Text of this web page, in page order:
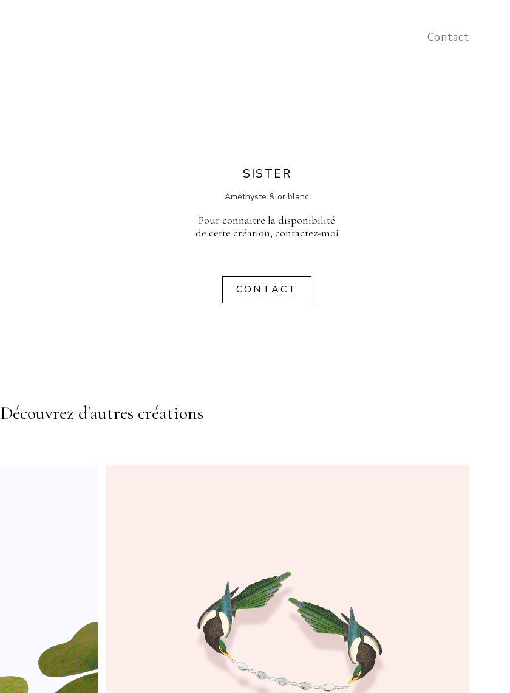
SISTER
Améthyste & or blanc⁠
Pour connaitre la disponibilité
de cette création, contactez-moi
CONTACT
Découvrez d'autres créations
Contact